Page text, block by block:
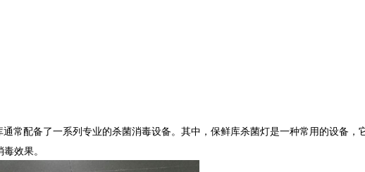
常配备了一系列专业的杀菌消毒设备。其中，保鲜库杀菌灯是一种常用的设备
效果。